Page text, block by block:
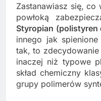
Zastanawiasz się, co
powłoką
Styropian (polistyren
innego jak
tak, to
inaczej niż typowe
skład chemiczny
grupy polimerów